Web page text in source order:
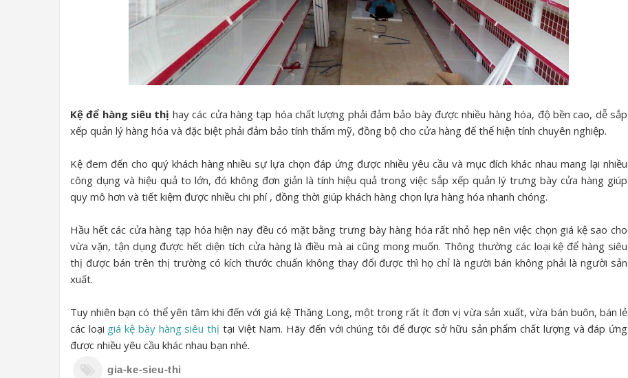
Kệ để hàng siêu thị hay các cửa hàng tạp hóa chất lượng phải đảm bảo bày được nhiều hàng hóa, độ bền cao, dễ sắp
xếp quản lý hàng hóa và đặc biệt phải đảm bảo tính thẩm mỹ, đồng bộ cho cửa hàng để thể hiện tính chuyên nghiệp.
Kệ đem đến cho quý khách hàng nhiều sự lựa chọn đáp ứng được nhiều yêu cầu và mục đích khác nhau mang lại nhiều
công dụng và hiệu quả to lớn, đó không đơn giản là tính hiệu quả trong việc sắp xếp quản lý trưng bày cửa hàng giúp
quy mô hơn và tiết kiệm được nhiều chi phí , đồng thời giúp khách hàng chọn lựa hàng hóa nhanh chóng.
Hầu hết các cửa hàng tạp hóa hiện nay đều có mặt bằng trưng bày hàng hóa rất nhỏ hẹp nên việc chọn giá kệ sao cho
vừa vặn, tận dụng được hết diện tích cửa hàng là điều mà ai cũng mong muốn. Thông thường các loại kệ để hàng siêu
thị được bán trên thị trường có kích thước chuẩn không thay đổi được thì họ chỉ là người bán không phải là người sản
xuất.
Tuy nhiên bạn có thể yên tâm khi đến với giá kệ Thăng Long, một trong rất ít đơn vị vừa sản xuất, vừa bán buôn, bán lẻ
các loại giá kệ bày hàng siêu thị tại Việt Nam. Hãy đến với chúng tôi để được sở hữu sản phẩm chất lượng và đáp ứng
được nhiều yêu cầu khác nhau bạn nhé.
gia-ke-sieu-thi